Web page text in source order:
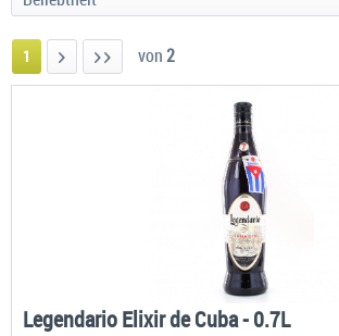
1 von2
Legendario Elixir de Cuba - 0.7L